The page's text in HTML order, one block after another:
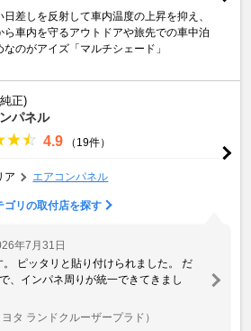
日差しを反射して車内温度の上昇を抑え、
ら車内を守るアウトドアや旅先での車中泊
なのがアイズ「マルチシェード」
正)
パネル
4.9 （19件）
ア エアコンパネル
ゴリの取付店を探す
年7月31日
ピッタリと貼り付けられました。 だ
、インパネ周りが統一できてきまし
ヨタ ランドクルーザープラド）